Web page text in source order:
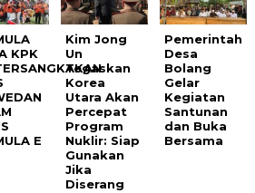
KPK
E
Kim Jong
Un
Tegaskan
Korea
Utara Akan
Percepat
Program
Nuklir: Siap
Gunakan
Jika
Diserang
Pemerintah
Desa
Bolang
Gelar
Kegiatan
Santunan
dan Buka
Bersama